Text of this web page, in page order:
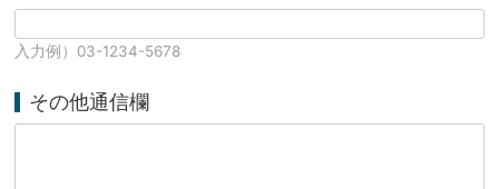
入力例）03-1234-5678
その他通信欄